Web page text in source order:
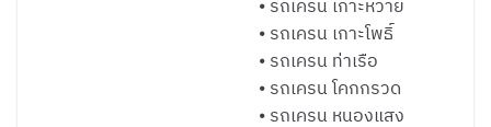
⦁ รถเครน เกาะหวาย
⦁ รถเครน เกาะโพธิ์
⦁ รถเครน ท่าเรือ
⦁ รถเครน โคกกรวด
⦁ รถเครน หนองแสง